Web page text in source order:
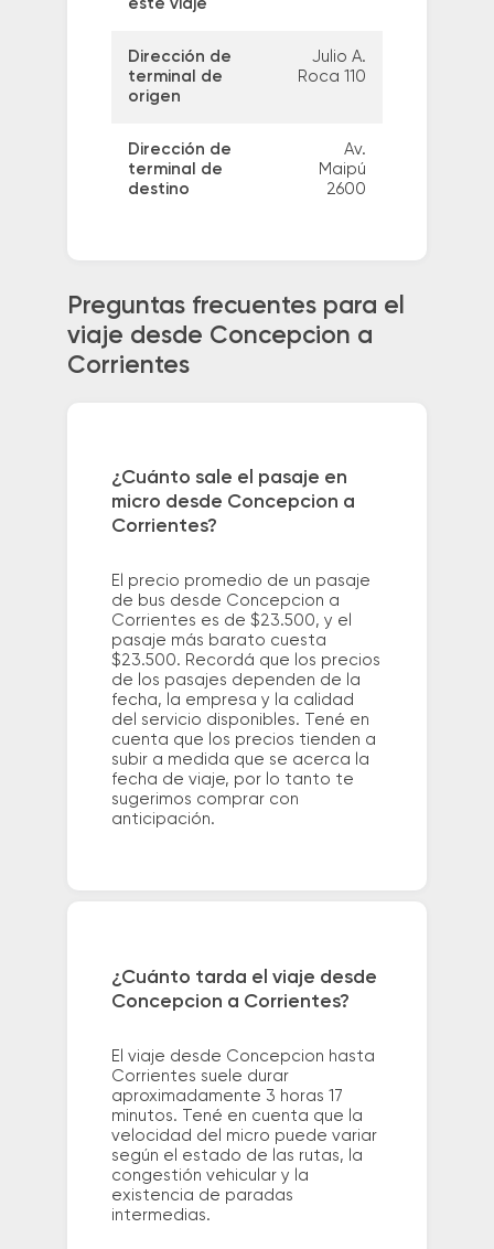
este viaje
Dirección de
terminal de
origen
Julio A.
Roca 110
Dirección de
terminal de
destino
Av.
Maipú
2600
Preguntas frecuentes para el
viaje desde Concepcion a
Corrientes
¿Cuánto sale el pasaje en
micro desde Concepcion a
Corrientes?
El precio promedio de un pasaje
de bus desde Concepcion a
Corrientes es de $23.500, y el
pasaje más barato cuesta
$23.500. Recordá que los precios
de los pasajes dependen de la
fecha, la empresa y la calidad
del servicio disponibles. Tené en
cuenta que los precios tienden a
subir a medida que se acerca la
fecha de viaje, por lo tanto te
sugerimos comprar con
anticipación.
¿Cuánto tarda el viaje desde
Concepcion a Corrientes?
El viaje desde Concepcion hasta
Corrientes suele durar
aproximadamente 3 horas 17
minutos. Tené en cuenta que la
velocidad del micro puede variar
según el estado de las rutas, la
congestión vehicular y la
existencia de paradas
intermedias.